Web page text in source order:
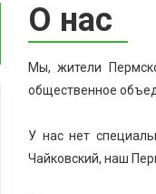
О нас
Мы, жители
общественное
У нас нет
Чайковский, наш